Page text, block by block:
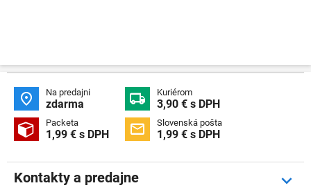
 Na predajni
zdarma  Kuriérom
3,90 € s DPH
 Packeta
1,99 € s DPH  Slovenská pošta
1,99 € s DPH
Kontakty a predajne